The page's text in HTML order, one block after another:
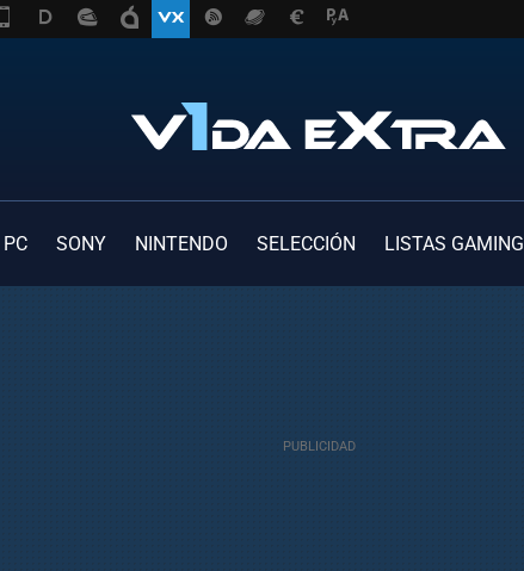
PC SONY NINTENDO SELECCIÓN LISTAS GAMING